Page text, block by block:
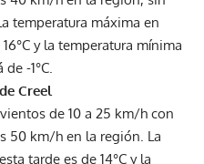
temperatura máxima en
y la temperatura mínima
-1°C.
Creel
de 10 a 25 km/h con
50 km/h en la región. La
tarde es de 14°C y la